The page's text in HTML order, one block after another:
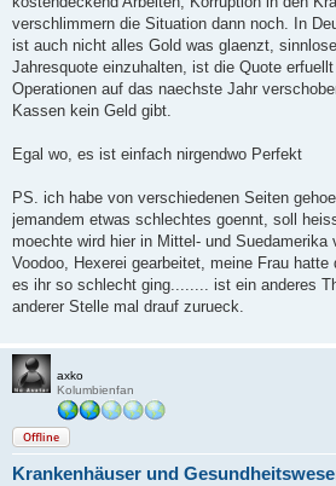
verschlimmern die Situation dann noch. In
ist auch nicht alles Gold was glaenzt,
Jahresquote einzuhalten, ist die Quote
Operationen auf das naechste Jahr
Kassen kein Geld gibt.
Egal wo, es ist einfach nirgendwo Perfekt
PS. ich habe von verschiedenen Seiten
jemandem etwas schlechtes goennt, soll
moechte wird hier in Mittel- und Suedamerika
Voodoo, Hexerei gearbeitet, meine Frau
es ihr so schlecht ging........ ist ein anderes
anderer Stelle mal drauf zurueck.
axko
Kolumbienfan
Offline
Krankenhäuser und